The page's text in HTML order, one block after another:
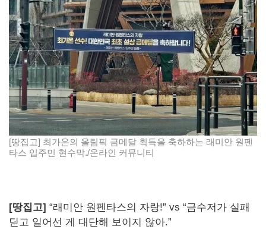
[땅집고] 최가온의 올림픽 금메달 획득을 축하하는 래미안 원펜
타스 입주민 현수막./온라인 커뮤니티
[땅집고] “래미안 원펜타스의 자랑!” vs “금수저가 실패
딛고 일어선 게 대단해 보이지 않아.”